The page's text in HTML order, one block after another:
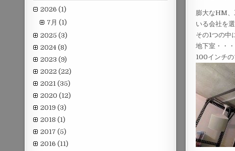
膨大なHM、
いる会社を
その1つの中
地下室・・
100インチの
2026(1)
7月(1)
2025(3)
2024(8)
2023(9)
2022(22)
2021(35)
2020(12)
2019(3)
2018(1)
2017(5)
2016(11)